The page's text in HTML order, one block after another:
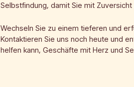
Selbstfindung, damit Sie mit
Wechseln Sie zu einem tieferen und
Kontaktieren Sie uns noch heute und
helfen kann, Geschäfte mit Herz und